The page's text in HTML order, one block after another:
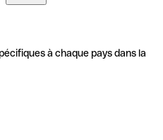
à chaque pays dans la